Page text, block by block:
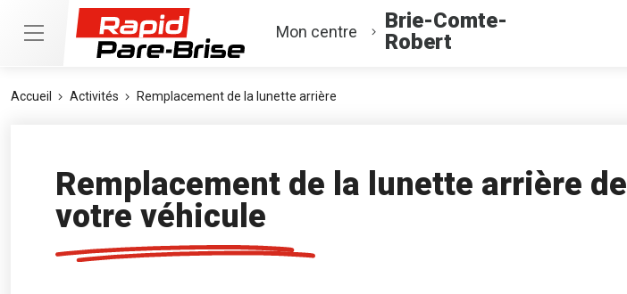
Mon centre
Brie-Comte-
Robert
Accueil Activités Remplacement de la lunette arrière
Remplacement de la lunette arrière de
votre véhicule